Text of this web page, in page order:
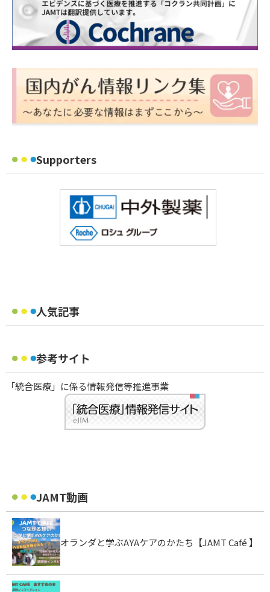
Supporters
人気記事
参考サイト
「統合医療」に係る情報発信等推進事業
JAMT動画
オランダと学ぶAYAケアのかたち【JAMT Café 】